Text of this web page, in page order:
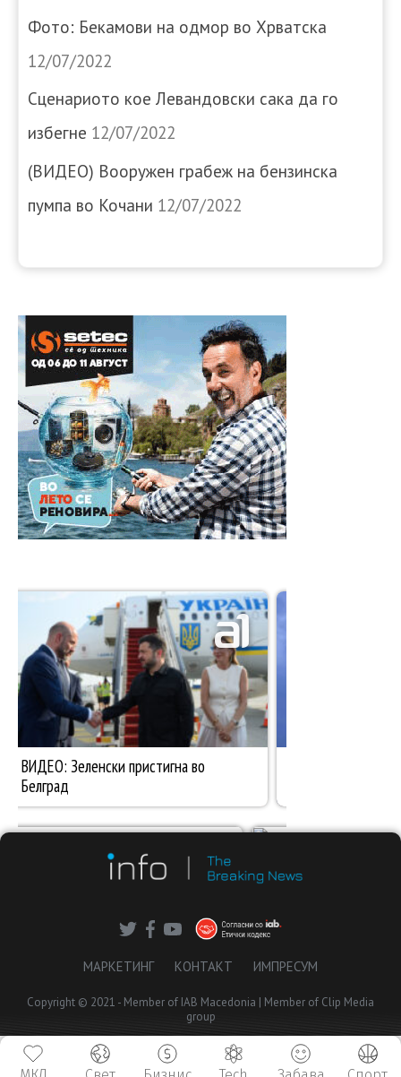
Фото: Бекамови на одмор во Хрватска
12/07/2022
Сценариото кое Левандовски сака да го
избегне 12/07/2022
(ВИДЕО) Вооружен грабеж на бензинска
пумпа во Кочани 12/07/2022
МАРКЕТИНГ КОНТАКТ ИМПРЕСУМ
Copyright © 2021 - Member of IAB Macedonia | Member of Clip Media
group